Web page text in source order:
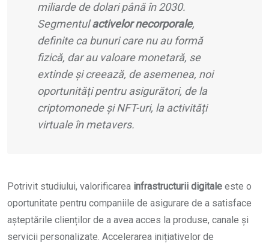
miliarde de dolari până în 2030.
Segmentulactivelor necorporale,
definite ca bunuri care nu au formă
fizică, dar au valoare monetară, se
extinde și creează, de asemenea, noi
oportunități pentru asigurători, de la
criptomonede și NFT-uri, la activități
virtuale în metavers.
Potrivit studiului, valorificarea infrastructurii digitale este o
oportunitate pentru companiile de asigurare de a satisface
așteptările clienților de a avea acces la produse, canale și
servicii personalizate. Accelerarea inițiativelor de